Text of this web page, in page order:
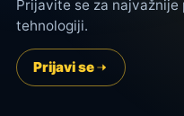
Prijavite se za
tehnologiji.
Prijavi se